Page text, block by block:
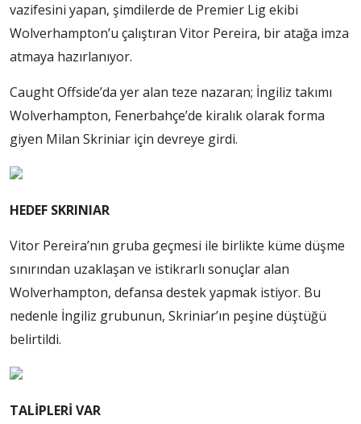
vazifesini yapan, şimdilerde de Premier Lig ekibi
Wolverhampton’u çalıştıran Vitor Pereira, bir atağa imza
atmaya hazırlanıyor.
Caught Offside’da yer alan teze nazaran; İngiliz takımı
Wolverhampton, Fenerbahçe’de kiralık olarak forma
giyen Milan Skriniar için devreye girdi.
HEDEF SKRINIAR
Vitor Pereira’nın gruba geçmesi ile birlikte küme düşme
sınırından uzaklaşan ve istikrarlı sonuçlar alan
Wolverhampton, defansa destek yapmak istiyor. Bu
nedenle İngiliz grubunun, Skriniar’ın peşine düştüğü
belirtildi.
TALİPLERİ VAR